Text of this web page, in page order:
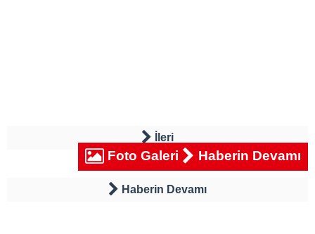
İleri
Foto Galeri Haberin Devamı
Haberin Devamı